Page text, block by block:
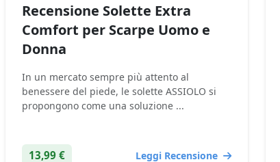
Recensione Solette Extra
Comfort per Scarpe Uomo e
Donna
In un mercato sempre più attento al
benessere del piede, le solette ASSIOLO si
propongono come una soluzione ...
13,99 € Leggi Recensione